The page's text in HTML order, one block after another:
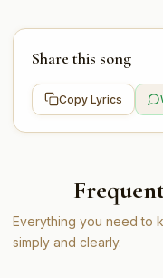
Share this song
Copy Lyrics
Everything you need to
simply and clearly.